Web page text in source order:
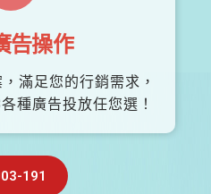
告操作
滿足您的行銷需求，
種廣告投放任您選！
191